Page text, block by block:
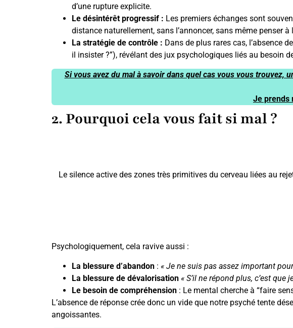
d’une rupture explicite.
Le désintérêt progressif : Les premiers échanges sont
distance naturellement, sans l’annoncer, sans même penser à
La stratégie de contrôle : Dans de plus rares cas, l’absence
il insister ?”), révélant des jux psychologiques liés au besoin
Si vous avez du mal à savoir dans quel cas vous vous trouvez,
Je prends
2. Pourquoi cela vous fait si mal ?
Le silence active des zones très primitives du cerveau liées au
Psychologiquement, cela ravive aussi :
La blessure d’abandon : « Je ne suis pas assez important
La blessure de dévalorisation « S’il ne répond plus, c’est que
Le besoin de compréhension : Le mental cherche à “faire
L’absence de réponse crée donc un vide que notre psyché tente
angoissantes.